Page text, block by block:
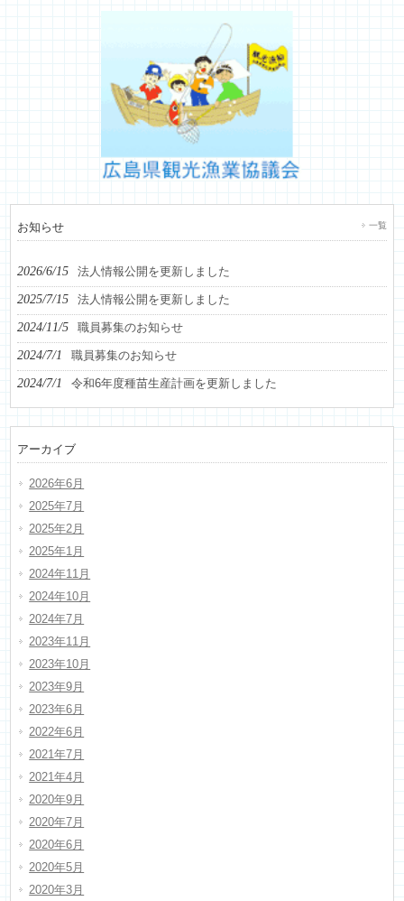
お知らせ 一覧
2026/6/15 法人情報公開を更新しました
2025/7/15 法人情報公開を更新しました
2024/11/5 職員募集のお知らせ
2024/7/1 職員募集のお知らせ
2024/7/1 令和6年度種苗生産計画を更新しました
アーカイブ
2026年6月
2025年7月
2025年2月
2025年1月
2024年11月
2024年10月
2024年7月
2023年11月
2023年10月
2023年9月
2023年6月
2022年6月
2021年7月
2021年4月
2020年9月
2020年7月
2020年6月
2020年5月
2020年3月